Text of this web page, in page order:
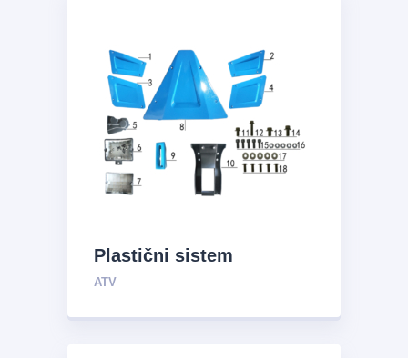
Plastični sistem
ATV